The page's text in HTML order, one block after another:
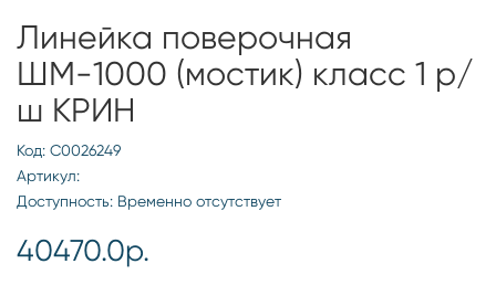
Линейка поверочная
ШМ-1000 (мостик) класс 1 р/
ш КРИН
Код: С0026249
Артикул:
Доступность: Временно отсутствует
40470.0р.